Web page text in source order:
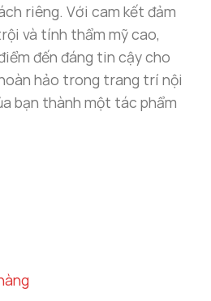
mang đến sự hài hòa cho
làm mất đi tính tiện ích.
riêng. Với cam kết đảm
và tính thẩm mỹ cao,
đến đáng tin cậy cho
hảo trong trang trí nội
bạn thành một tác phẩm